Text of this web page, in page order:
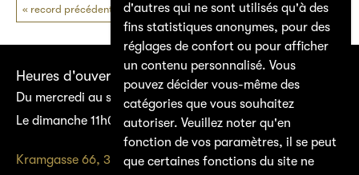
record précédent prochain record
Heures d'ouverture
Du mercredi au samedi 14h00–17h00
Le dimanche 11h00–17h00
Kramgasse 66, 3011 Bern
d'autres qui ne sont utilisés qu'à des
fins statistiques anonymes, pour des
réglages de confort ou pour afficher
un contenu personnalisé. Vous
pouvez décider vous-même des
catégories que vous souhaitez
autoriser. Veuillez noter qu'en
fonction de vos paramètres, il se peut
que certaines fonctions du site ne